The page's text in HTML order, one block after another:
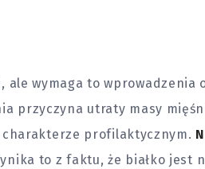
ale wymaga to wprowadzenia
przyczyna utraty masy
charakterze profilaktycznym.
to z faktu, że białko jest